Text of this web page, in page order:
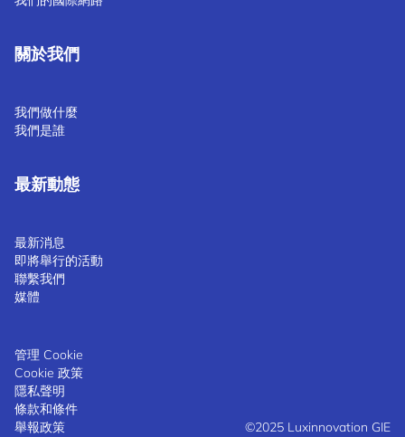
關於我們
我們做什麼
我們是誰
最新動態
最新消息
即將舉行的活動
聯繫我們
媒體
管理 Cookie
Cookie 政策
隱私聲明
條款和條件
舉報政策
©2025 Luxinnovation GIE